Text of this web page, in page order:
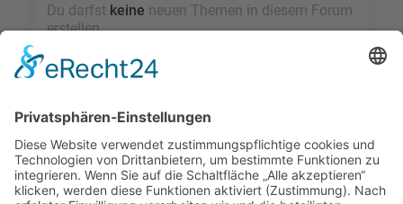
Du darfst keine neuen Themen in diesem Forum
erstellen.
Forum erstellen.
Du darfst deine Beiträge in diesem Forum
Du darfst deine Beiträge in diesem Forum
löschen.
Du darfstkeineDateianhänge in diesem Forum
erstellen.